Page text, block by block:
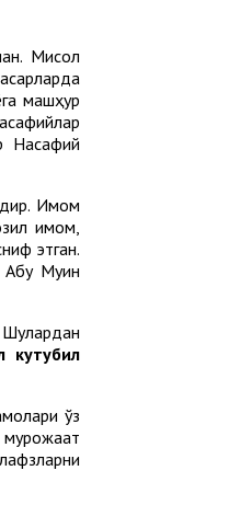
Мисол
машҳур
Насафий
Имом
имом,
этган.
Абу Муин
Шулардан
кутубил
ўз
мурожаат